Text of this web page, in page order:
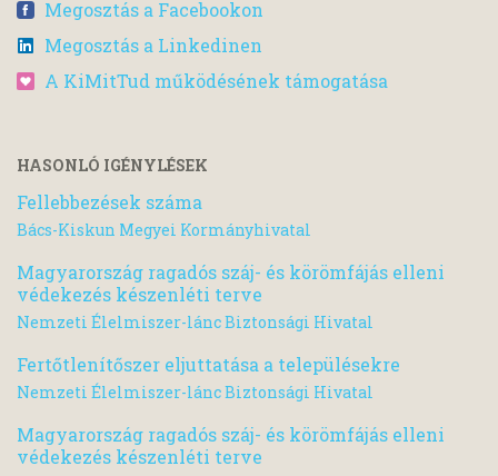
Megosztás a Facebookon
Megosztás a Linkedinen
A KiMitTud működésének támogatása
HASONLÓ IGÉNYLÉSEK
Fellebbezések száma
Bács-Kiskun Megyei Kormányhivatal
Magyarország ragadós száj- és körömfájás elleni
védekezés készenléti terve
Nemzeti Élelmiszer-lánc Biztonsági Hivatal
Fertőtlenítőszer eljuttatása a településekre
Nemzeti Élelmiszer-lánc Biztonsági Hivatal
Magyarország ragadós száj- és körömfájás elleni
védekezés készenléti terve